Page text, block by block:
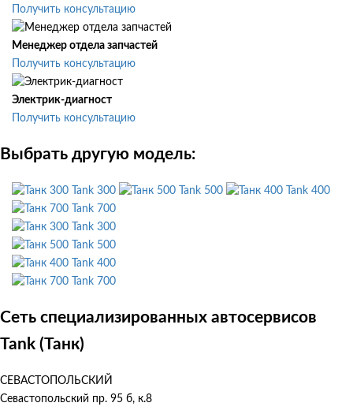
Получить консультацию
Менеджер отдела запчастей
Получить консультацию
Электрик-диагност
Получить консультацию
Выбрать другую модель:
Tank 300 Tank 500
Tank 400
Tank 700
Tank 300
Tank 500
Tank 400
Tank 700
Сеть специализированных автосервисов
Tank (Танк)
СЕВАСТОПОЛЬСКИЙ
Севастопольский пр. 95 б, к.8